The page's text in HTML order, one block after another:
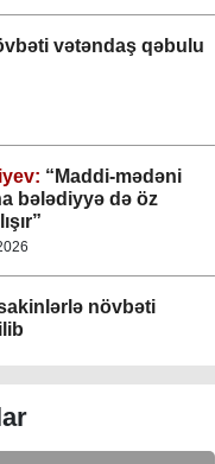
vətəndaş qəbulu
“Maddi-mədəni
bələdiyyə də öz
növbəti
hallara operativ